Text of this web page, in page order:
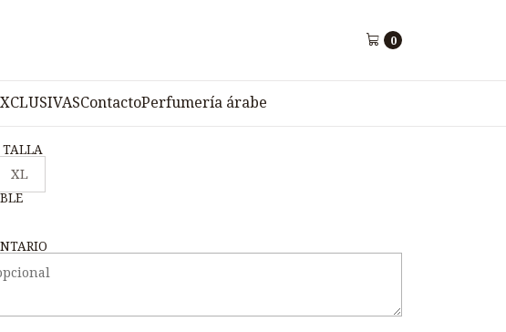
0
ContactoPerfumería árabe
LYD 2306VC
TALLA
XL